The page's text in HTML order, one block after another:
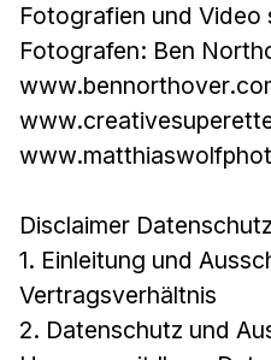
Fotografien und Video
Fotografen: Ben
Disclaimer
1. Einleitung und
Vertragsverhältnis
2. Datenschutz und